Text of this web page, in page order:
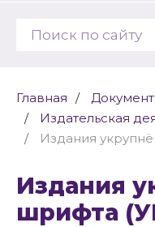
Главная
Издательская
Издания
Издания укрупнённого
шрифта